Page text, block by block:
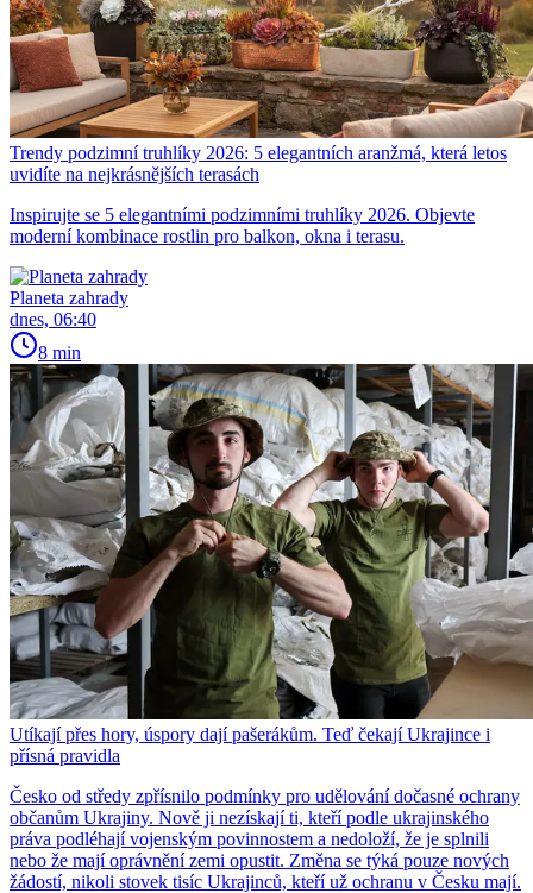
Trendy podzimní truhlíky 2026: 5 elegantních aranžmá, která letos
uvidíte na nejkrásnějších terasách
Inspirujte se 5 elegantními podzimními truhlíky 2026. Objevte
moderní kombinace rostlin pro balkon, okna i terasu.
Planeta zahrady
dnes, 06:40
8 min
Utíkají přes hory, úspory dají pašerákům. Teď čekají Ukrajince i
přísná pravidla
Česko od středy zpřísnilo podmínky pro udělování dočasné ochrany
občanům Ukrajiny. Nově ji nezískají ti, kteří podle ukrajinského
práva podléhají vojenským povinnostem a nedoloží, že je splnili
nebo že mají oprávnění zemi opustit. Změna se týká pouze nových
žádostí, nikoli stovek tisíc Ukrajinců, kteří už ochranu v Česku mají.